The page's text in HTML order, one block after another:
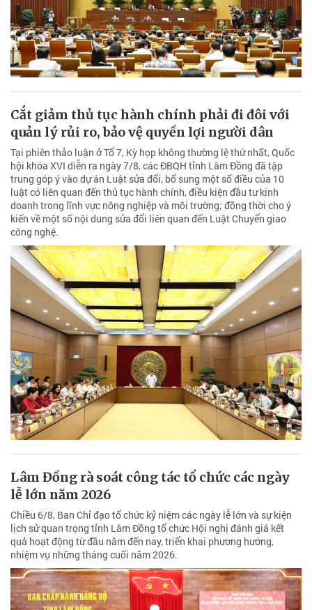
Cắt giảm thủ tục hành chính phải đi đôi với
quản lý rủi ro, bảo vệ quyền lợi người dân
Tại phiên thảo luận ở Tổ 7, Kỳ họp không thường lệ thứ nhất, Quốc
hội khóa XVI diễn ra ngày 7/8, các ĐBQH tỉnh Lâm Đồng đã tập
trung góp ý vào dự án Luật sửa đổi, bổ sung một số điều của 10
luật có liên quan đến thủ tục hành chính, điều kiện đầu tư kinh
doanh trong lĩnh vực nông nghiệp và môi trường; đồng thời cho ý
kiến về một số nội dung sửa đổi liên quan đến Luật Chuyển giao
công nghệ.
Lâm Đồng rà soát công tác tổ chức các ngày
lễ lớn năm 2026
Chiều 6/8, Ban Chỉ đạo tổ chức kỷ niệm các ngày lễ lớn và sự kiện
lịch sử quan trọng tỉnh Lâm Đồng tổ chức Hội nghị đánh giá kết
quả hoạt động từ đầu năm đến nay, triển khai phương hướng,
nhiệm vụ những tháng cuối năm 2026.